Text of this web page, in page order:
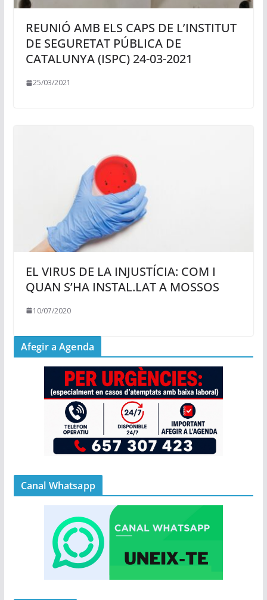
REUNIÓ AMB ELS CAPS DE L’INSTITUT
DE SEGURETAT PÚBLICA DE
CATALUNYA (ISPC) 24-03-2021
25/03/2021
EL VIRUS DE LA INJUSTÍCIA: COM I
QUAN S’HA INSTAL.LAT A MOSSOS
10/07/2020
Afegir a Agenda
Canal Whatsapp